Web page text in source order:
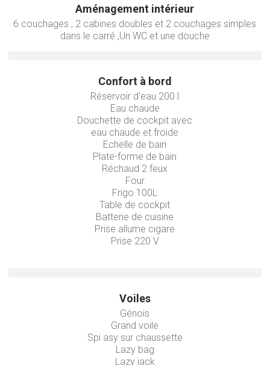
Aménagement intérieur
6 couchages , 2 cabines doubles et 2 couchages simples
dans le carré ,Un WC et une douche
Confort à bord
Réservoir d'eau 200 l
Eau chaude
Douchette de cockpit avec
eau chaude et froide
Echelle de bain
Plate-forme de bain
Réchaud 2 feux
Four
Frigo 100L
Table de cockpit
Batterie de cuisine
Prise allume cigare
Prise 220 V
Voiles
Génois
Grand voile
Spi asy sur chaussette
Lazy bag
Lazy jack